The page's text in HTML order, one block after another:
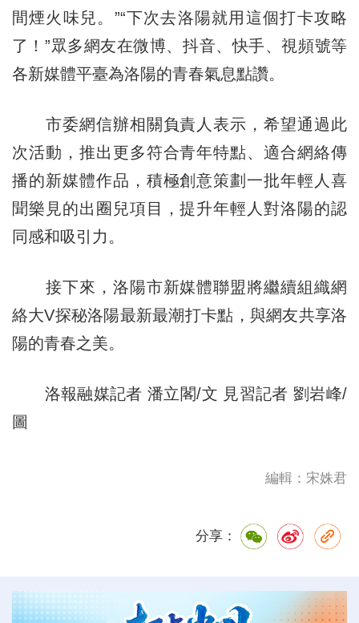
間煙火味兒。”“下次去洛陽就用這個打卡攻略
了！”眾多網友在微博、抖音、快手、視頻號等
各新媒體平臺為洛陽的青春氣息點讚。
市委網信辦相關負責人表示，希望通過此
次活動，推出更多符合青年特點、適合網絡傳
播的新媒體作品，積極創意策劃一批年輕人喜
聞樂見的出圈兒項目，提升年輕人對洛陽的認
同感和吸引力。
接下來，洛陽市新媒體聯盟將繼續組織網
絡大V探秘洛陽最新最潮打卡點，與網友共享洛
陽的青春之美。
洛報融媒記者 潘立閣/文 見習記者 劉岩峰/
圖
編輯：宋姝君
分享：